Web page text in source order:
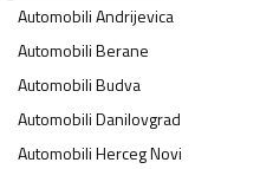
AutomobiliAndrijevica
AutomobiliBerane
AutomobiliBudva
AutomobiliDanilovgrad
AutomobiliHerceg Novi